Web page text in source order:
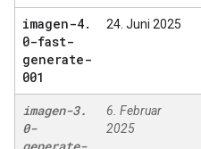
imagen-4.
0-fast-
generate-
001
24. Juni 2025
imagen-3.
0-
6. Februar
2025